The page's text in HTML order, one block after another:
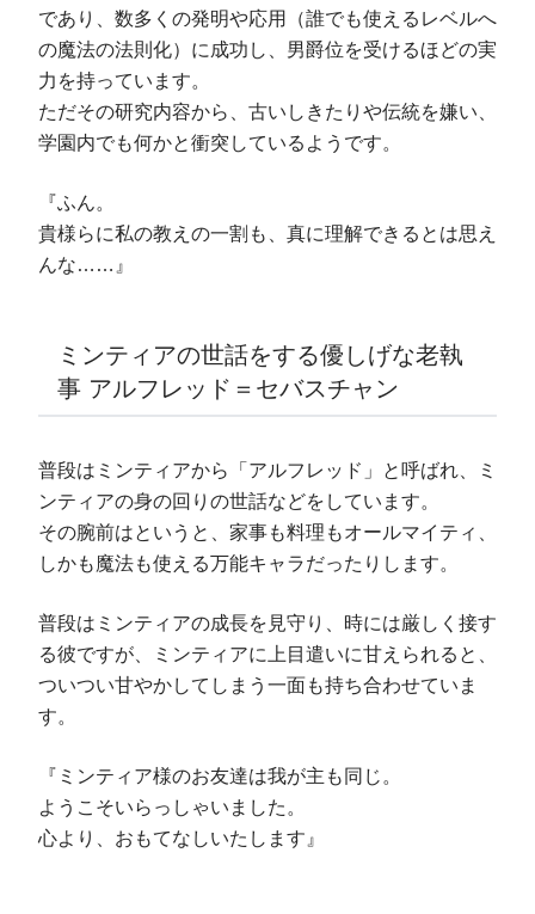
であり、数多くの発明や応用（誰でも使えるレベルへ
の魔法の法則化）に成功し、男爵位を受けるほどの実
力を持っています。
ただその研究内容から、古いしきたりや伝統を嫌い、
学園内でも何かと衝突しているようです。
『ふん。
貴様らに私の教えの一割も、真に理解できるとは思え
んな……』
ミンティアの世話をする優しげな老執
事 アルフレッド＝セバスチャン
普段はミンティアから「アルフレッド」と呼ばれ、ミ
ンティアの身の回りの世話などをしています。
その腕前はというと、家事も料理もオールマイティ、
しかも魔法も使える万能キャラだったりします。
普段はミンティアの成長を見守り、時には厳しく接す
る彼ですが、ミンティアに上目遣いに甘えられると、
ついつい甘やかしてしまう一面も持ち合わせていま
す。
『ミンティア様のお友達は我が主も同じ。
ようこそいらっしゃいました。
心より、おもてなしいたします』